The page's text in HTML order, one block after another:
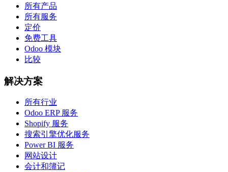
所有产品
所有服务
定价
免费工具
Odoo 模块
比较
解决方案
所有行业
Odoo ERP 服务
Shopify 服务
搜索引擎优化服务
Power BI 服务
网站设计
会计和簿记